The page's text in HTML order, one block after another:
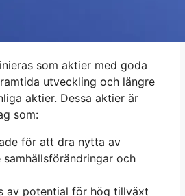
som aktier med goda
utveckling och längre
aktier. Dessa aktier är
som:
för att dra nytta av
och
av potential för hög tillväxt